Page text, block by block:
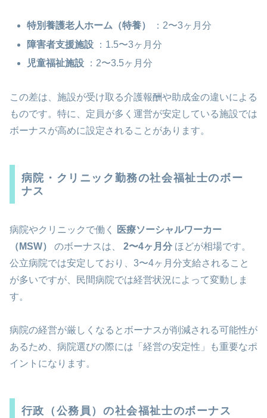
特別養護老人ホーム（特養）
：2〜3ヶ月分
障害者支援施設 ：1.5〜3ヶ月分
児童福祉施設 ：2〜3.5ヶ月分
この差は、施設が受け取る介護報酬や助成金の違いによる
ものです。特に、定員が多く運営が安定している施設では
ボーナスが高めに設定されることがあります。
病院・クリニック勤務の社会福祉士のボー
ナス
病院やクリニックで働く
医療ソーシャルワーカー
（MSW）
のボーナスは、 2〜4ヶ月分 ほどが相場です。
公立病院では安定しており、3〜4ヶ月分支給されること
が多いですが、民間病院では経営状況によって変動しま
す。
病院の経営が厳しくなるとボーナスが削減される可能性が
あるため、病院選びの際には「経営の安定性」も重要なポ
イントになります。
行政（公務員）の社会福祉士のボーナス